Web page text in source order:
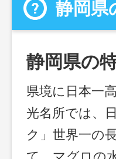
静岡県
静岡県の
県境に日本一
光名所では、
ク」世界一の